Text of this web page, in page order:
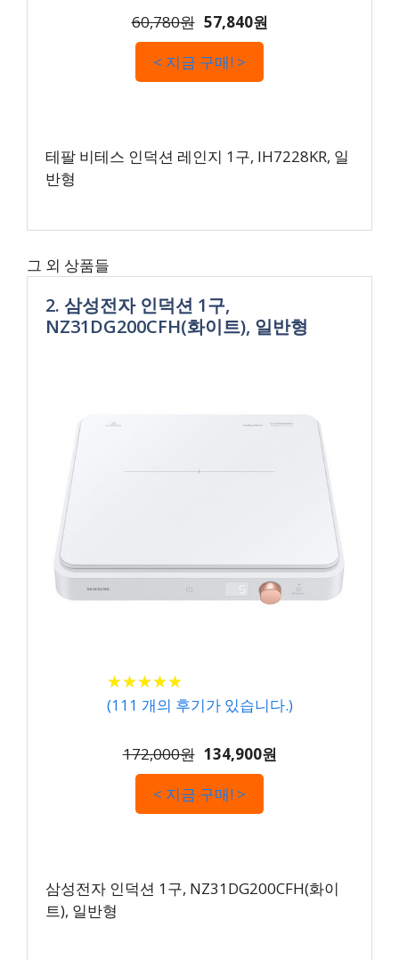
60,780원 57,840원
< 지금 구매! >
테팔 비테스 인덕션 레인지 1구, IH7228KR, 일
반형
그 외 상품들
2. 삼성전자 인덕션 1구,
NZ31DG200CFH(화이트), 일반형
★★★★★
★★★★★
(111 개의 후기가 있습니다.)
172,000원 134,900원
< 지금 구매! >
삼성전자 인덕션 1구, NZ31DG200CFH(화이
트), 일반형